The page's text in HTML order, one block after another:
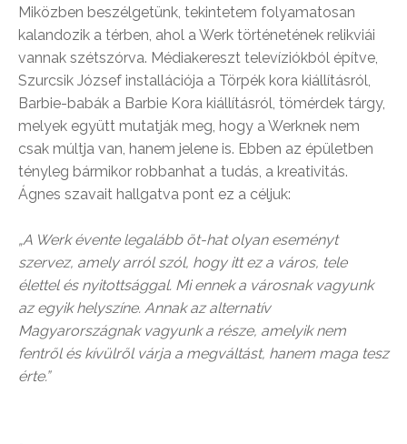
Miközben beszélgetünk, tekintetem folyamatosan
kalandozik a térben, ahol a Werk történetének relikviái
vannak szétszórva. Médiakereszt televíziókból építve,
Szurcsik József installációja a Törpék kora kiállításról,
Barbie-babák a Barbie Kora kiállításról, tömérdek tárgy,
melyek együtt mutatják meg, hogy a Werknek nem
csak múltja van, hanem jelene is. Ebben az épületben
tényleg bármikor robbanhat a tudás, a kreativitás.
Ágnes szavait hallgatva pont ez a céljuk:
„A Werk évente legalább öt-hat olyan eseményt
szervez, amely arról szól, hogy itt ez a város, tele
élettel és nyitottsággal. Mi ennek a városnak vagyunk
az egyik helyszíne. Annak az alternatív
Magyarországnak vagyunk a része, amelyik nem
fentről és kívülről várja a megváltást, hanem maga tesz
érte.”